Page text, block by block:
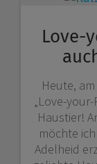
Love-
Heute,
„Love-
Haustier!
möchte
Adelheid